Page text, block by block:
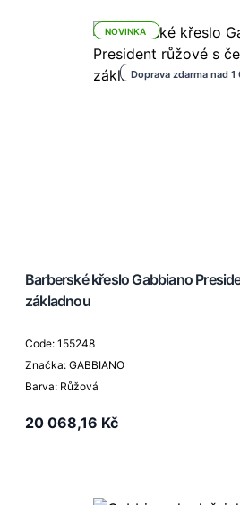
Doprava zdarma nad 1
NOVINKA
Barberské křeslo Gabbiano
základnou
Code: 155248
Značka: GABBIANO
Barva: Růžová
20 068,16 Kč